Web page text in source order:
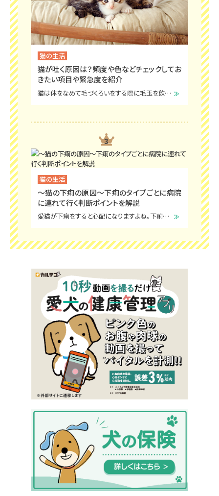
猫の生活
猫が吐く原因は？頻度や色などチェックしてお
きたい項目や緊急度を紹介
猫は体をなめて毛づくろいをする際に毛玉を飲み込むため、毛玉を吐き出す様子がよく見られます。
猫の生活
～猫の下痢の原因～下痢のタイプごとに病院
に連れて行く判断ポイントを解説
愛猫が下痢をすると心配になりますよね。下痢をしていてもそれ以外はふだん通り元気なこともあれば、嘔吐・食欲不振など下痢以外の症状が同時に出ている場合もあるでしょう。